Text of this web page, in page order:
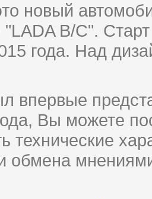
новый
B/C".
года. Над
впервые
Вы можете
технические
обмена